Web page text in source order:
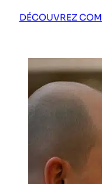
DÉCOUVREZ